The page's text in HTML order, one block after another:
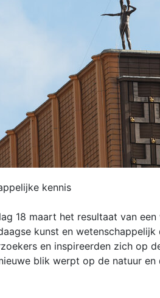
kennis
18 maart het resultaat van een
kunst en wetenschappelijk
en inspireerden zich op
blik werpt op de natuur